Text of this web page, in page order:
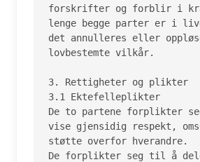
forskrifter og forblir i
lenge begge parter er i
det annulleres eller
lovbestemte vilkår.
3. Rettigheter og plikter
3.1 Ektefelleplikter
De to partene forplikter
vise gjensidig respekt,
støtte overfor hverandre.
De forplikter seg til å